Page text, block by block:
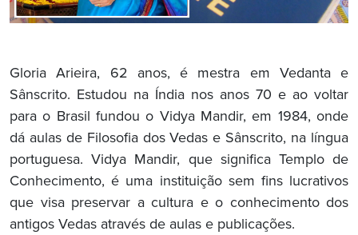
Gloria Arieira, 62 anos, é mestra em Vedanta e
Sânscrito. Estudou na Índia nos anos 70 e ao voltar
para o Brasil fundou o Vidya Mandir, em 1984, onde
dá aulas de Filosofia dos Vedas e Sânscrito, na língua
portuguesa. Vidya Mandir, que significa Templo de
Conhecimento, é uma instituição sem fins lucrativos
que visa preservar a cultura e o conhecimento dos
antigos Vedas através de aulas e publicações.